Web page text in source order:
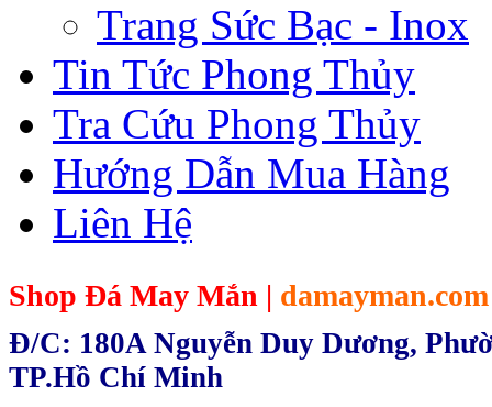
Trang Sức Bạc - Inox
Tin Tức Phong Thủy
Tra Cứu Phong Thủy
Hướng Dẫn Mua Hàng
Liên Hệ
Shop Đá May Mắn | damayman.com
Đ/C: 180A Nguyễn Duy Dương,
TP.Hồ Chí Minh